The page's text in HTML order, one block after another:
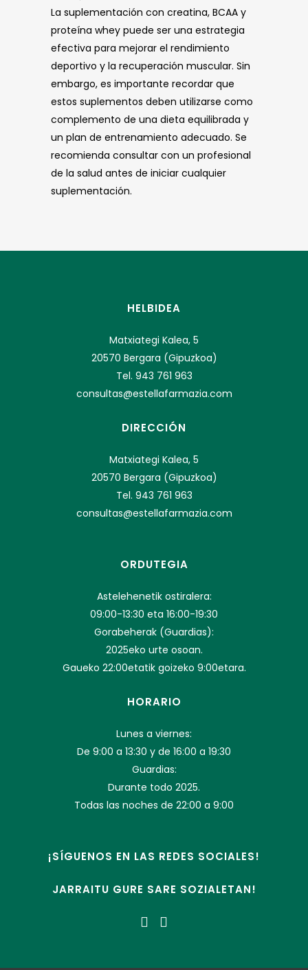
La suplementación con creatina, BCAA y
proteína whey puede ser una estrategia
efectiva para mejorar el rendimiento
deportivo y la recuperación muscular. Sin
embargo, es importante recordar que
estos suplementos deben utilizarse como
complemento de una dieta equilibrada y
un plan de entrenamiento adecuado. Se
recomienda consultar con un profesional
de la salud antes de iniciar cualquier
suplementación.
HELBIDEA
Matxiategi Kalea, 5
20570 Bergara (Gipuzkoa)
Tel. 943 761 963
consultas@estellafarmazia.com
DIRECCIÓN
Matxiategi Kalea, 5
20570 Bergara (Gipuzkoa)
Tel. 943 761 963
consultas@estellafarmazia.com
ORDUTEGIA
Astelehenetik ostiralera:
09:00-13:30 eta 16:00-19:30
Gorabeherak (Guardias):
2025eko urte osoan.
Gaueko 22:00etatik goizeko 9:00etara.
HORARIO
Lunes a viernes:
De 9:00 a 13:30 y de 16:00 a 19:30
Guardias:
Durante todo 2025.
Todas las noches de 22:00 a 9:00
¡SÍGUENOS EN LAS REDES SOCIALES!
JARRAITU GURE SARE SOZIALETAN!